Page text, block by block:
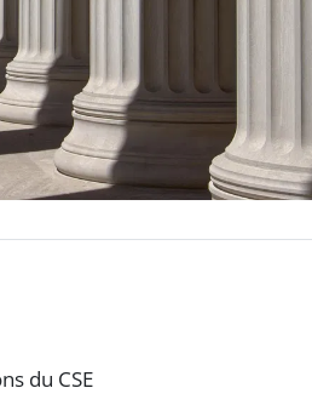
du CSE